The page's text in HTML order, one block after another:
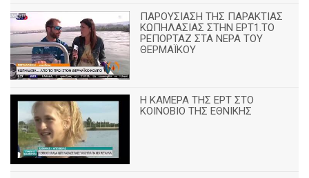
ΠΑΡΟΥΣΙΑΣΗ ΤΗΣ ΠΑΡΑΚΤΙΑΣ
ΚΩΠΗΛΑΣΙΑΣ ΣΤΗΝ ΕΡΤ1.ΤΟ
ΡΕΠΟΡΤΑΖ ΣΤΑ ΝΕΡΑ ΤΟΥ
ΘΕΡΜΑΪΚΟΥ
Η ΚΑΜΕΡΑ ΤΗΣ ΕΡΤ ΣΤΟ
ΚΟΙΝΟΒΙΟ ΤΗΣ ΕΘΝΙΚΗΣ